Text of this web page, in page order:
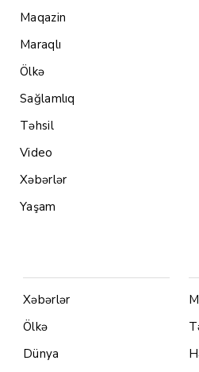
Maqazin
Maraqlı
Ölkə
Sağlamlıq
Təhsil
Video
Xəbərlər
Yaşam
Xəbərlər
Ölkə
Dünya